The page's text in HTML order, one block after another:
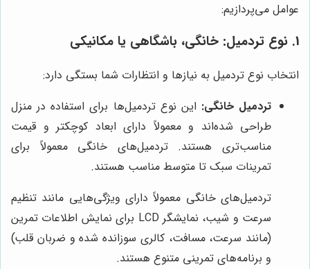
عوامل می‌پردازیم:
1. نوع تردمیل: خانگی، باشگاهی یا مکانیکی
انتخاب نوع تردمیل به نیازها و انتظارات شما بستگی دارد:
تردمیل خانگی: این نوع تردمیل‌ها برای استفاده در منزل
طراحی شده‌اند و معمولاً دارای ابعاد کوچکتر و قیمت
مناسب‌تری هستند. تردمیل‌های خانگی معمولاً برای
تمرینات سبک تا متوسط مناسب هستند.
تردمیل‌های خانگی معمولاً دارای ویژگی‌هایی مانند تنظیم
سرعت و شیب، نمایشگر LCD برای نمایش اطلاعات تمرین
(مانند سرعت، مسافت، کالری سوزانده شده و ضربان قلب)
و برنامه‌های تمرینی متنوع هستند.